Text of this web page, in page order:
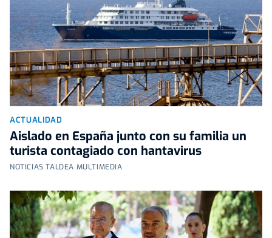
ACTUALIDAD
Aislado en España junto con su familia un
turista contagiado con hantavirus
NOTICIAS TALDEA MULTIMEDIA